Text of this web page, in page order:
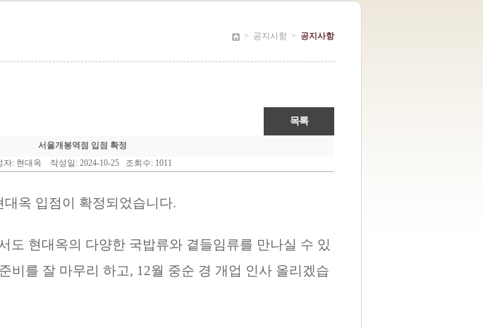
> 공지사항 > 공지사항
서울개봉역점 입점 확정
자: 현대옥 작성일: 2024-10-25 조회수: 1011
옥 입점이 확정되었습니다.
도 현대옥의 다양한 국밥류와 곁들임류를 만나실 수 있
비를 잘 마무리 하고, 12월 중순 경 개업 인사 올리겠습